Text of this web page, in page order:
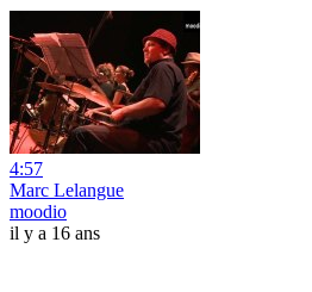
4:57
Marc Lelangue
moodio
il y a 16 ans